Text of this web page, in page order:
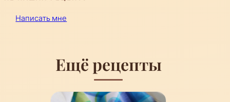
Написать мне
Ещё рецепты